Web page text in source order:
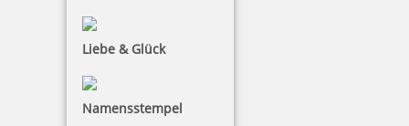
Liebe & Glück
Namensstempel